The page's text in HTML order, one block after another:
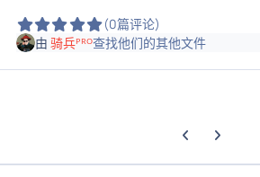
(0篇评论)
由骑兵ᴾᴿᴼ查找他们的其他文件
上一张轮播幻灯
下一张轮